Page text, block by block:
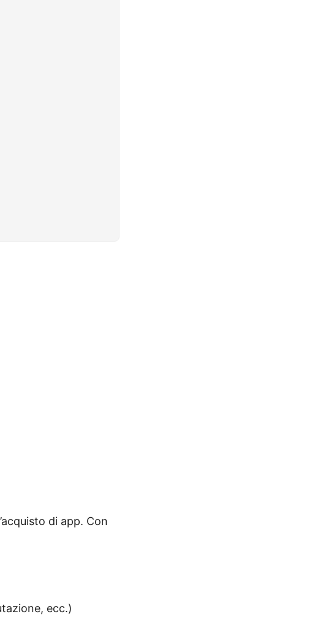
di app. Con
ecc.)